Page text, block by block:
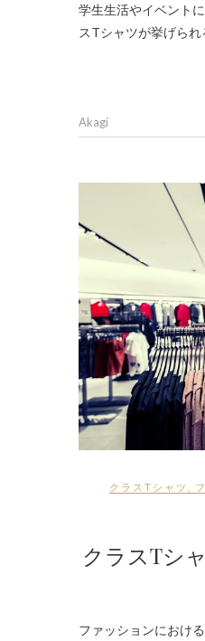
学生生活やイベント
スTシャツが挙げられ
Akagi
クラスTシャツ
クラスTシ
ファッションにおけ